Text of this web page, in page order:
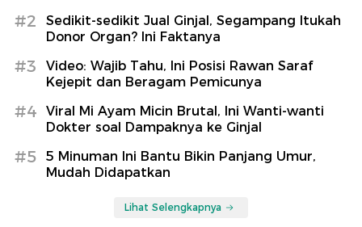
#2
Sedikit-sedikit Jual Ginjal, Segampang Itukah
Donor Organ? Ini Faktanya
#3
Video: Wajib Tahu, Ini Posisi Rawan Saraf
Kejepit dan Beragam Pemicunya
#4
Viral Mi Ayam Micin Brutal, Ini Wanti-wanti
Dokter soal Dampaknya ke Ginjal
#5
5 Minuman Ini Bantu Bikin Panjang Umur,
Mudah Didapatkan
Lihat Selengkapnya